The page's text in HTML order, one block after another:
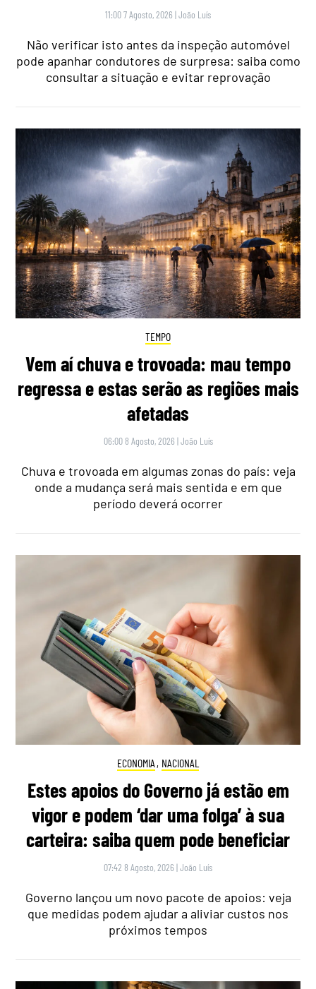
11:00 7 Agosto, 2026 |João Luís
Não verificar isto antes da inspeção automóvel
pode apanhar condutores de surpresa: saiba como
consultar a situação e evitar reprovação
TEMPO
Vem aí chuva e trovoada: mau tempo
regressa e estas serão as regiões mais
afetadas
06:00 8 Agosto, 2026 |João Luís
Chuva e trovoada em algumas zonas do país: veja
onde a mudança será mais sentida e em que
período deverá ocorrer
ECONOMIA , NACIONAL
Estes apoios do Governo já estão em
vigor e podem ‘dar uma folga’ à sua
carteira: saiba quem pode beneficiar
07:42 8 Agosto, 2026 |João Luís
Governo lançou um novo pacote de apoios: veja
que medidas podem ajudar a aliviar custos nos
próximos tempos